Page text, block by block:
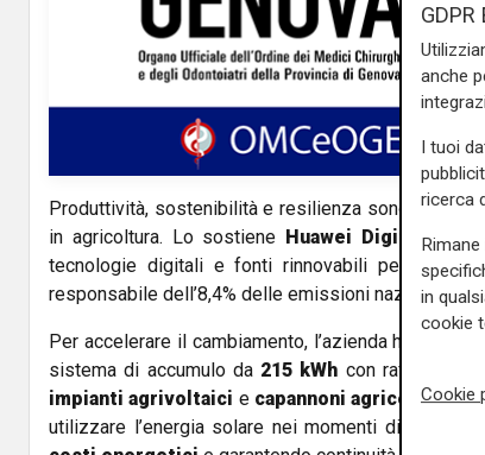
Produttività, sostenibilità e resilienza sono le
in agricoltura. Lo sostiene Huawei Digital
tecnologie digitali e fonti rinnovabili per ridurre
responsabile dell’8,4% delle emissioni nazionali nel
Per accelerare il cambiamento, l’azienda ha lanciato
sistema di accumulo da 215 kWh con
impianti agrivoltaici e capannoni agricoli. Il
utilizzare l’energia solare nei momenti di
GDPR
anche
I tuoi
ricerca
in
cookie
Cookie